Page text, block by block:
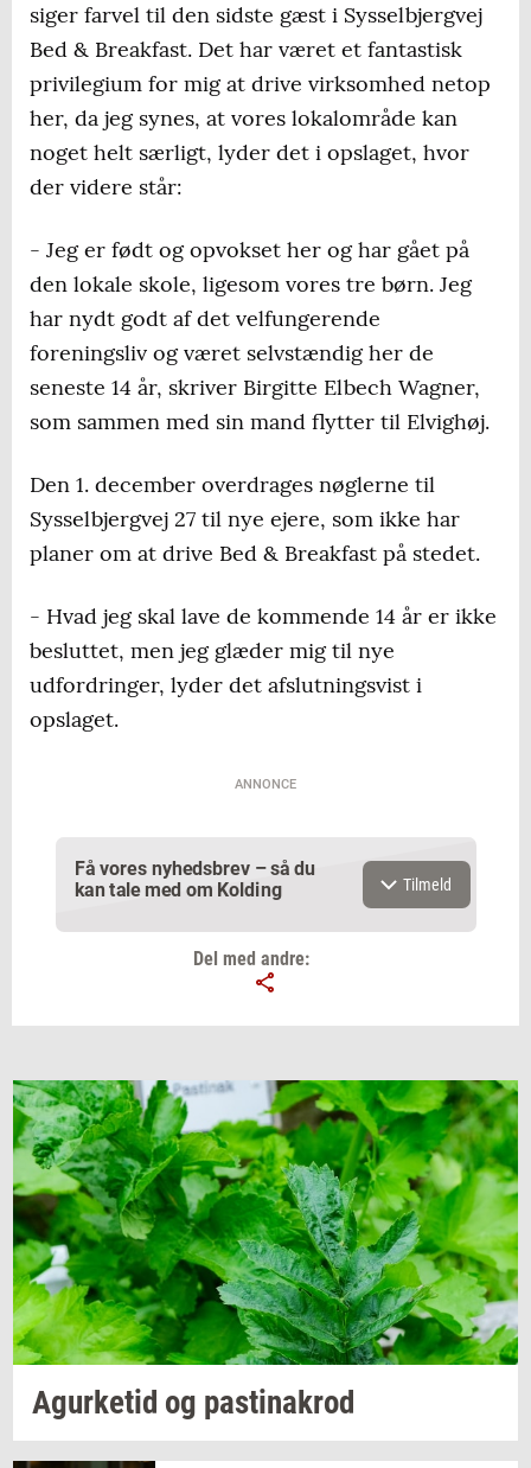
siger farvel til den sidste gæst i Sysselbjergvej
Bed & Breakfast. Det har været et fantastisk
privilegium for mig at drive virksomhed netop
her, da jeg synes, at vores lokalområde kan
noget helt særligt, lyder det i opslaget, hvor
der videre står:
- Jeg er født og opvokset her og har gået på
den lokale skole, ligesom vores tre børn. Jeg
har nydt godt af det velfungerende
foreningsliv og været selvstændig her de
seneste 14 år, skriver Birgitte Elbech Wagner,
som sammen med sin mand flytter til Elvighøj.
Den 1. december overdrages nøglerne til
Sysselbjergvej 27 til nye ejere, som ikke har
planer om at drive Bed & Breakfast på stedet.
- Hvad jeg skal lave de kommende 14 år er ikke
besluttet, men jeg glæder mig til nye
udfordringer, lyder det afslutningsvist i
opslaget.
ANNONCE
Få vores nyhedsbrev – så du
kan tale med om Kolding
Navn
Jeg vil gerne modtage et nyhedsoverblik, samt
relevante tilbud og brugerfordele på mail. Det er altid
muligt at afmelde.Privatlivspolitik.
Tilmeld
Del med andre:
Agur­ke­tid og pa­stina­krod